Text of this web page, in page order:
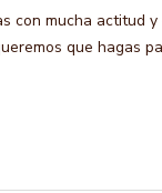
con mucha actitud
que hagas